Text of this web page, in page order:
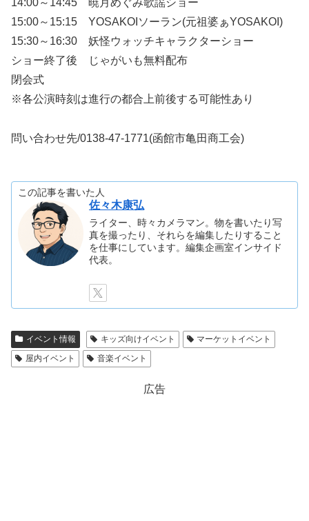
15:00～15:15 YOSAKOIソーラン(元祖婆ぁYOSAKOI)
15:30～16:30 妖怪ウォッチキャラクターショー
ショー終了後 じゃがいも無料配布
閉会式
※各公演時刻は進行の都合上前後する可能性あり
問い合わせ先/0138-47-1771(函館市亀田商工会)
この記事を書いた人
佐々木康弘
ライター、時々カメラマン。物を書いたり写
真を撮ったり、それらを編集したりすること
を仕事にしています。編集企画室インサイド
代表。
イベント情報 キッズ向けイベント
マーケットイベント
屋内イベント
音楽イベント
広告